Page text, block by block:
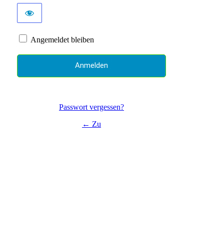
Angemeldet bleiben
Passwort vergessen?
← Zu